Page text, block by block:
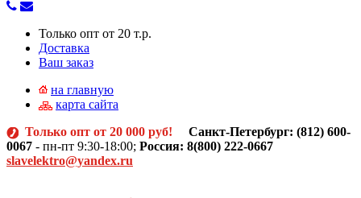
Только опт от 20 т.р.
Доставка
Ваш заказ
на главную
карта сайта
Только опт от 20 000 руб! Санкт-Петербург: (812) 600-
0067 - пн-пт 9:30-18:00; Россия: 8(800) 222-0667
slavelektro@yandex.ru